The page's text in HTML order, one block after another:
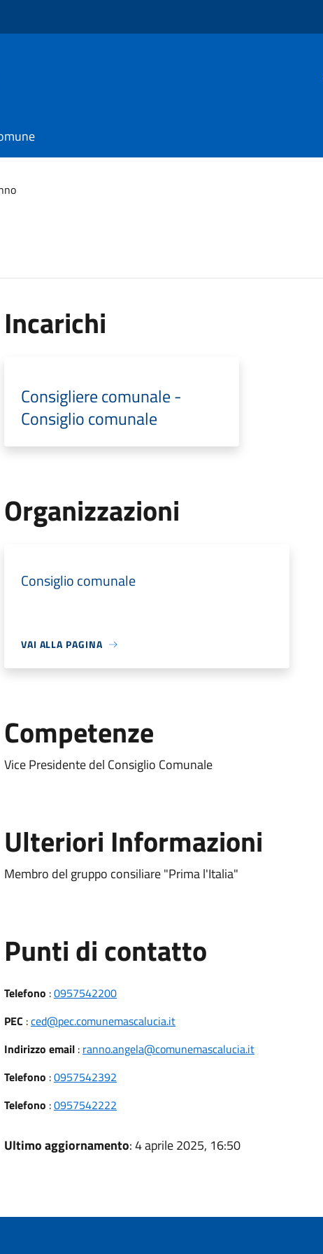
Incarichi
Consigliere comunale -
Consiglio comunale
Organizzazioni
Consiglio comunale
VAI ALLA PAGINA
Competenze
Vice Presidente del Consiglio Comunale
Ulteriori Informazioni
Membro del gruppo consiliare "Prima l'Italia"
Punti di contatto
Telefono :0957542200
PEC :ced@pec.comunemascalucia.it
Indirizzo email: ranno.angela@comunemascalucia.it
Telefono :0957542392
Telefono :0957542222
Ultimo aggiornamento: 4 aprile 2025, 16:50